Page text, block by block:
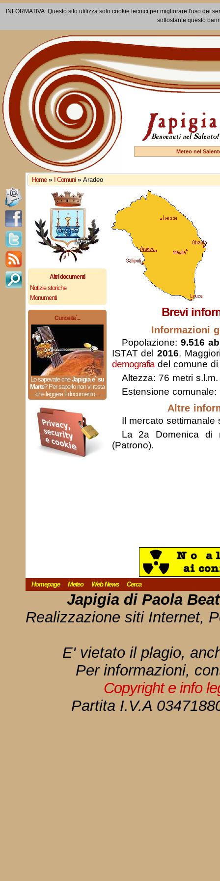
INFORMATIVA: Questo sito utilizza solo cookie tecnici per migliorare l'uso dei
sottostante questo
Meteo nel
Home » I Comuni » Aradeo
Altri documenti
Notizie storiche
Monumenti
Curiosita`...
Lo sapevate cheJapigia e` su
Marte? Per saperlo non vi resta
che leggere il documento...
Brevi
Informazioni
Popolazione: 9.516
ISTAT del2016.
demografiadel comune di
Altezza: 76 metri s.l.m.
Estensione comunale:
Altre
Il mercato
La 2a Domenica di
(Patrono).
Homepage Meteo Web News Cerca
Japigia di Paola
Realizzazione siti Internet,
E' vietato il plagio,
Per informazioni,
Copyright e info
Partita I.V.A